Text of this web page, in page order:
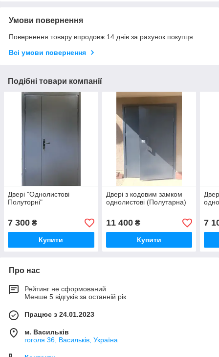
Умови повернення
Повернення товару впродовж 14 днів за рахунок покупця
Всі умови повернення
Подібні товари компанії
Двері "Однолистові
Полуторні"
7 300 ₴
Купити
Двері з кодовим замком
однолистові (Полутарна)
11 400₴
Купити
7
Про нас
Рейтинг не сформований
Менше 5 відгуків за останній рік
Працює з 24.01.2023
м. Васильків
гоголя 36, Васильків, Україна